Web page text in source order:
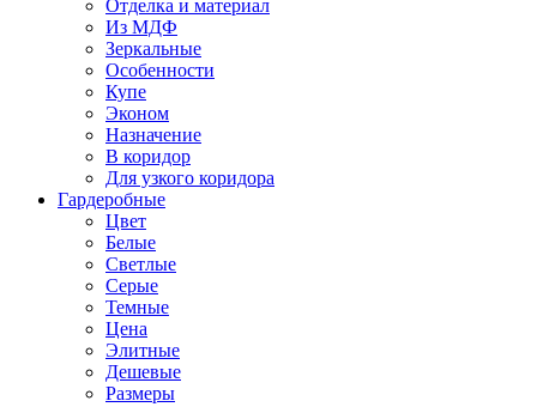
Отделка и материал
Из МДФ
Зеркальные
Особенности
Купе
Эконом
Назначение
В коридор
Для узкого коридора
Гардеробные
Цвет
Белые
Светлые
Серые
Темные
Цена
Элитные
Дешевые
Размеры